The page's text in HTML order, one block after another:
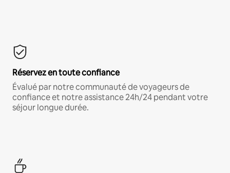
Réservez en toute confiance
Évalué par notre communauté de voyageurs de
confiance et notre assistance 24h/24 pendant votre
séjour longue durée.